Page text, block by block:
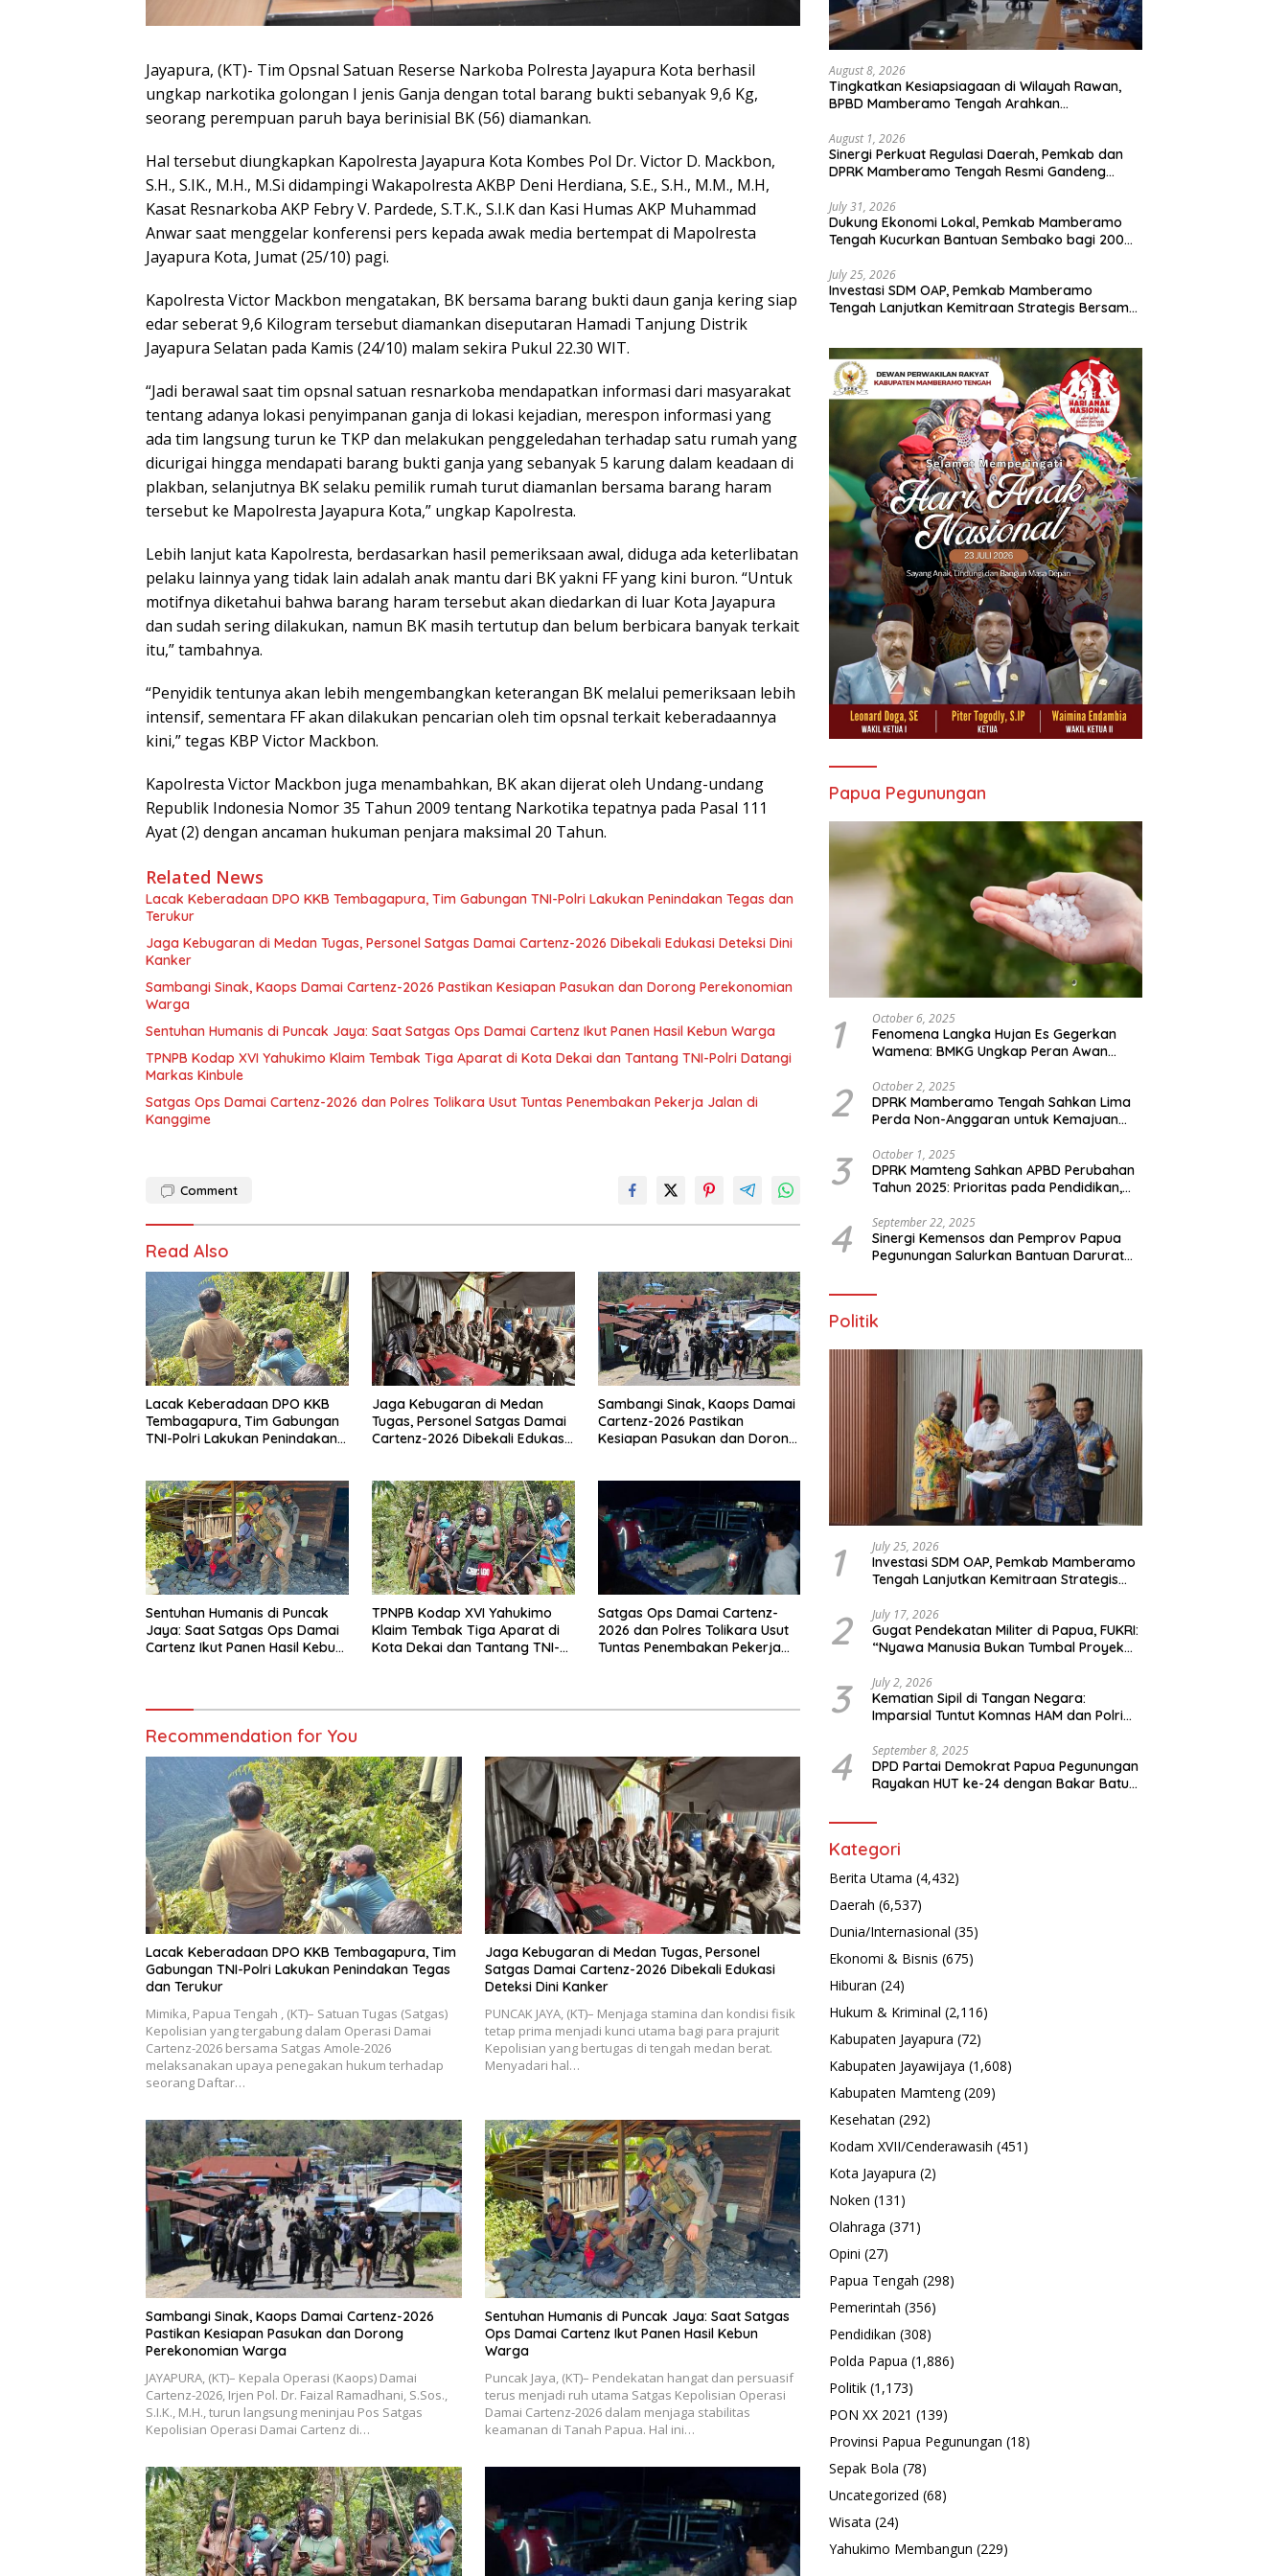
Jayapura, (KT)- Tim Opsnal Satuan Reserse Narkoba Polresta Jayapura Kota berhasil
ungkap narkotika golongan I jenis Ganja dengan total barang bukti sebanyak 9,6 Kg,
seorang perempuan paruh baya berinisial BK (56) diamankan.
Hal tersebut diungkapkan Kapolresta Jayapura Kota Kombes Pol Dr. Victor D. Mackbon,
S.H., S.IK., M.H., M.Si didampingi Wakapolresta AKBP Deni Herdiana, S.E., S.H., M.M., M.H,
Kasat Resnarkoba AKP Febry V. Pardede, S.T.K., S.I.K dan Kasi Humas AKP Muhammad
Anwar saat menggelar konferensi pers kepada awak media bertempat di Mapolresta
Jayapura Kota, Jumat (25/10) pagi.
Kapolresta Victor Mackbon mengatakan, BK bersama barang bukti daun ganja kering siap
edar seberat 9,6 Kilogram tersebut diamankan diseputaran Hamadi Tanjung Distrik
Jayapura Selatan pada Kamis (24/10) malam sekira Pukul 22.30 WIT.
“Jadi berawal saat tim opsnal satuan resnarkoba mendapatkan informasi dari masyarakat
tentang adanya lokasi penyimpanan ganja di lokasi kejadian, merespon informasi yang
ada tim langsung turun ke TKP dan melakukan penggeledahan terhadap satu rumah yang
dicurigai hingga mendapati barang bukti ganja yang sebanyak 5 karung dalam keadaan di
plakban, selanjutnya BK selaku pemilik rumah turut diamanlan bersama barang haram
tersebut ke Mapolresta Jayapura Kota,” ungkap Kapolresta.
Lebih lanjut kata Kapolresta, berdasarkan hasil pemeriksaan awal, diduga ada keterlibatan
pelaku lainnya yang tidak lain adalah anak mantu dari BK yakni FF yang kini buron. “Untuk
motifnya diketahui bahwa barang haram tersebut akan diedarkan di luar Kota Jayapura
dan sudah sering dilakukan, namun BK masih tertutup dan belum berbicara banyak terkait
itu,” tambahnya.
“Penyidik tentunya akan lebih mengembangkan keterangan BK melalui pemeriksaan lebih
intensif, sementara FF akan dilakukan pencarian oleh tim opsnal terkait keberadaannya
kini,” tegas KBP Victor Mackbon.
Kapolresta Victor Mackbon juga menambahkan, BK akan dijerat oleh Undang-undang
Republik Indonesia Nomor 35 Tahun 2009 tentang Narkotika tepatnya pada Pasal 111
Ayat (2) dengan ancaman hukuman penjara maksimal 20 Tahun.
Related News
Lacak Keberadaan DPO KKB Tembagapura, Tim Gabungan TNI-Polri Lakukan Penindakan Tegas dan
Terukur
Jaga Kebugaran di Medan Tugas, Personel Satgas Damai Cartenz-2026 Dibekali Edukasi Deteksi Dini
Kanker
Sambangi Sinak, Kaops Damai Cartenz-2026 Pastikan Kesiapan Pasukan dan Dorong Perekonomian
Warga
Sentuhan Humanis di Puncak Jaya: Saat Satgas Ops Damai Cartenz Ikut Panen Hasil Kebun Warga
TPNPB Kodap XVI Yahukimo Klaim Tembak Tiga Aparat di Kota Dekai dan Tantang TNI-Polri Datangi
Markas Kinbule
Satgas Ops Damai Cartenz-2026 dan Polres Tolikara Usut Tuntas Penembakan Pekerja Jalan di
Kanggime
Comment
Read Also
Lacak Keberadaan DPO KKB
Tembagapura, Tim Gabungan
TNI-Polri Lakukan Penindakan
Jaga Kebugaran di Medan
Tugas, Personel Satgas Damai
Cartenz-2026 Dibekali Edukasi
Sambangi Sinak, Kaops Damai
Cartenz-2026 Pastikan
Kesiapan Pasukan dan Dorong
Sentuhan Humanis di Puncak
Jaya: Saat Satgas Ops Damai
Cartenz Ikut Panen Hasil Kebun
TPNPB Kodap XVI Yahukimo
Klaim Tembak Tiga Aparat di
Kota Dekai dan Tantang TNI-
Satgas Ops Damai Cartenz-
2026 dan Polres Tolikara Usut
Tuntas Penembakan Pekerja
Recommendation for You
Lacak Keberadaan DPO KKB Tembagapura, Tim
Gabungan TNI-Polri Lakukan Penindakan Tegas
dan Terukur
Mimika, Papua Tengah , (KT)– Satuan Tugas (Satgas)
Kepolisian yang tergabung dalam Operasi Damai
Cartenz-2026 bersama Satgas Amole-2026
melaksanakan upaya penegakan hukum terhadap
seorang Daftar…
Jaga Kebugaran di Medan Tugas, Personel
Satgas Damai Cartenz-2026 Dibekali Edukasi
Deteksi Dini Kanker
PUNCAK JAYA, (KT)– Menjaga stamina dan kondisi fisik
tetap prima menjadi kunci utama bagi para prajurit
Kepolisian yang bertugas di tengah medan berat.
Menyadari hal…
Sambangi Sinak, Kaops Damai Cartenz-2026
Pastikan Kesiapan Pasukan dan Dorong
Perekonomian Warga
JAYAPURA, (KT)– Kepala Operasi (Kaops) Damai
Cartenz-2026, Irjen Pol. Dr. Faizal Ramadhani, S.Sos.,
S.I.K., M.H., turun langsung meninjau Pos Satgas
Kepolisian Operasi Damai Cartenz di…
Sentuhan Humanis di Puncak Jaya: Saat Satgas
Ops Damai Cartenz Ikut Panen Hasil Kebun
Warga
Puncak Jaya, (KT)– Pendekatan hangat dan persuasif
terus menjadi ruh utama Satgas Kepolisian Operasi
Damai Cartenz-2026 dalam menjaga stabilitas
keamanan di Tanah Papua. Hal ini…
August 8, 2026
Tingkatkan Kesiapsiagaan di Wilayah Rawan,
BPBD Mamberamo Tengah Arahkan
August 1, 2026
Sinergi Perkuat Regulasi Daerah, Pemkab dan
DPRK Mamberamo Tengah Resmi Gandeng
July 31, 2026
Dukung Ekonomi Lokal, Pemkab Mamberamo
Tengah Kucurkan Bantuan Sembako bagi 200
July 25, 2026
Investasi SDM OAP, Pemkab Mamberamo
Tengah Lanjutkan Kemitraan Strategis Bersama
Papua Pegunungan
1 October 6, 2025
Fenomena Langka Hujan Es Gegerkan
Wamena: BMKG Ungkap Peran Awan
Ekstrem Peralihan Musim
2 October 2, 2025
DPRK Mamberamo Tengah Sahkan Lima
Perda Non-Anggaran untuk Kemajuan
3 October 1, 2025
DPRK Mamteng Sahkan APBD Perubahan
Tahun 2025: Prioritas pada Pendidikan,
4 September 22, 2025
Sinergi Kemensos dan Pemprov Papua
Pegunungan Salurkan Bantuan Darurat
Politik
1 July 25, 2026
Investasi SDM OAP, Pemkab Mamberamo
Tengah Lanjutkan Kemitraan Strategis
2 July 17, 2026
Gugat Pendekatan Militer di Papua, FUKRI:
“Nyawa Manusia Bukan Tumbal Proyek
3 July 2, 2026
Kematian Sipil di Tangan Negara:
Imparsial Tuntut Komnas HAM dan Polri
4 September 8, 2025
DPD Partai Demokrat Papua Pegunungan
Rayakan HUT ke-24 dengan Bakar Batu
Kategori
Berita Utama (4,432)
Daerah (6,537)
Dunia/Internasional (35)
Ekonomi & Bisnis (675)
Hiburan (24)
Hukum & Kriminal (2,116)
Kabupaten Jayapura (72)
Kabupaten Jayawijaya (1,608)
Kabupaten Mamteng(209)
Kesehatan (292)
Kodam XVII/Cenderawasih (451)
Kota Jayapura (2)
Noken (131)
Olahraga (371)
Opini (27)
Papua Tengah (298)
Pemerintah (356)
Pendidikan (308)
Polda Papua (1,886)
Politik (1,173)
PON XX 2021 (139)
Provinsi Papua Pegunungan (18)
Sepak Bola (78)
Uncategorized (68)
Wisata (24)
Yahukimo Membangun (229)